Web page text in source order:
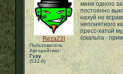
Reza22I
Пользователь
Авторейтинг:
Гуру
(532-0)
меня одного
постоянно
нахуй не
непонятного
пресс-хатой
(скальпа -